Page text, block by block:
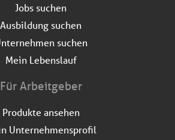
Jobs suchen
Ausbildung suchen
suchen
Mein Lebenslauf
Für Arbeitgeber
Produkte ansehen
Unternehmensprofil